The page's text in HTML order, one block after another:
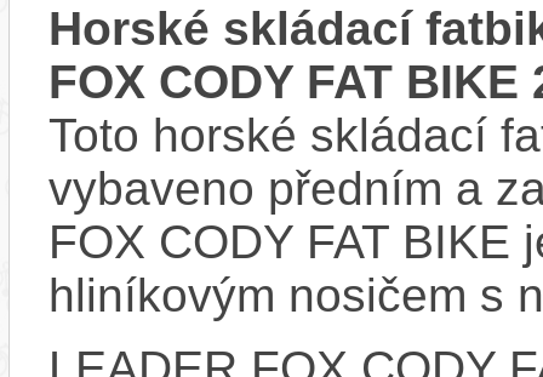
Horské skládací
FOX CODY FAT BIKE
Toto horské skládací
vybaveno předním a
FOX CODY FAT BIKE
hliníkovým nosičem s